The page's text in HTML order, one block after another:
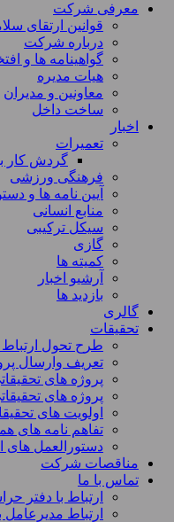
معرفی شرکت
قوانین ارتقای
درباره شرکت
گواهینامه ها و
هیات مدیره
معاونین و مدیران
ساخت داخل
اخبار
تعمیرات
گردش کار
فرهنگی ورزشی
آیین نامه ها و
منابع انسانی
سیکل ترکیبی
گازی
کمیته ها
آرشیو اخبار
بازدید ها
گالری
تحقیقات
طرح تحول
تعریف وارسال
پروژه های
پروژه های
اولویت های
تفاهم نامه های
دستورالعمل های
مناقصات شرکت
تماس با ما
ارتباط با دفتر
ارتباط مدیرعامل